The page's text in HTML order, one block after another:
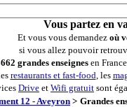
Vous partez en
Et vous vous demandez où
si vous allez pouvoir
grandes enseignes en
restaurants et fast-food, les
Drive et Wifi gratuit sont
12 - Aveyron > Grandes